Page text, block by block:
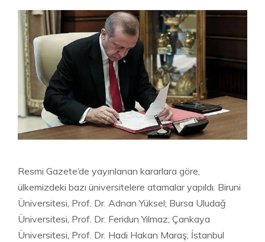
Resmi Gazete’de yayınlanan kararlara göre,
ülkemizdeki bazı üniversitelere atamalar yapıldı. Biruni
Üniversitesi, Prof. Dr. Adnan Yüksel; Bursa Uludağ
Üniversitesi, Prof. Dr. Feridun Yılmaz; Çankaya
Üniversitesi, Prof. Dr. Hadi Hakan Maraş; İstanbul